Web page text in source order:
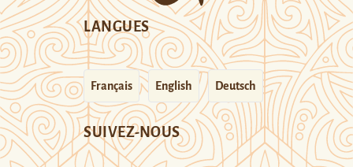
LANGUES
Français English Deutsch
SUIVEZ-NOUS